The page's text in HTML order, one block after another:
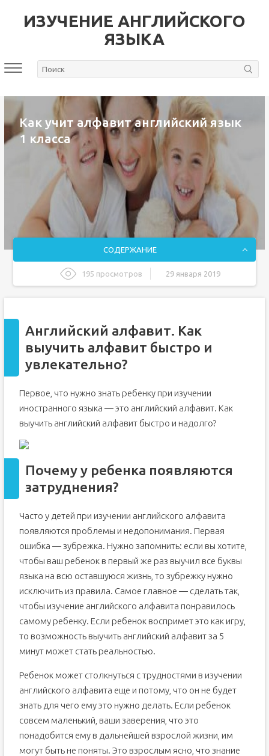
ИЗУЧЕНИЕ АНГЛИЙСКОГО
ЯЗЫКА
Как учит алфавит английский язык
1 класса
СОДЕРЖАНИЕ
195 просмотров 29 января 2019
Буквы английского языка и произношение
Учим английский алфавит при помощи прописей
Учим иностранный алфавит и поем песенки
Знакомимся с английским алфавитом — легко и
интересно!
Игры и задания
Как быстро выучить английский алфавит?
Обучение английскому: подготовка к знакомству
Что представляет собой английский алфавит?
Как выучить английский алфавит: упражнения для всех
возрастов
Повторение – мать учения
Обучающие игры для детей и школьников
«Что отсутствует?»
Английский алфавит. Как
выучить алфавит быстро и
увлекательно?
Первое, что нужно знать ребенку при изучении
иностранного языка — это английский алфавит. Как
выучить английский алфавит быстро и надолго?
Почему у ребенка появляются
затруднения?
Часто у детей при изучении английского алфавита
появляются проблемы и недопонимания. Первая
ошибка — зубрежка. Нужно запомнить: если вы хотите,
чтобы ваш ребенок в первый же раз выучил все буквы
языка на всю оставшуюся жизнь, то зубрежку нужно
исключить из правила. Самое главное — сделать так,
чтобы изучение английского алфавита понравилось
самому ребенку. Если ребенок воспримет это как игру,
то возможность выучить английский алфавит за 5
минут может стать реальностью.
Ребенок может столкнуться с трудностями в изучении
английского алфавита еще и потому, что он не будет
знать для чего ему это нужно делать. Если ребенок
совсем маленький, ваши заверения, что это
понадобится ему в дальнейшей взрослой жизни, им
могут быть не поняты. Это взрослым ясно, что знание